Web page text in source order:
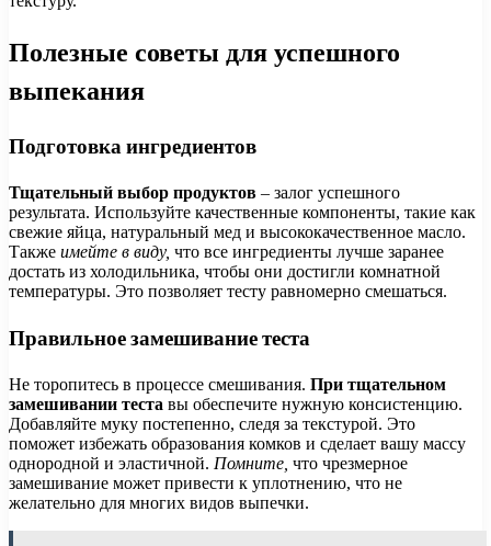
Полезные советы для успешного
выпекания
Подготовка ингредиентов
Тщательный выбор продуктов – залог успешного
результата. Используйте качественные компоненты, такие как
свежие яйца, натуральный мед и высококачественное масло.
Также имейте в виду, что все ингредиенты лучше заранее
достать из холодильника, чтобы они достигли комнатной
температуры. Это позволяет тесту равномерно смешаться.
Правильное замешивание теста
Не торопитесь в процессе смешивания. При тщательном
замешивании теста вы обеспечите нужную консистенцию.
Добавляйте муку постепенно, следя за текстурой. Это
поможет избежать образования комков и сделает вашу массу
однородной и эластичной. Помните, что чрезмерное
замешивание может привести к уплотнению, что не
желательно для многих видов выпечки.